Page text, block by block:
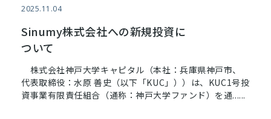
2025.11.04
Sinumy株式会社への新規投資に
ついて
株式会社神戸大学キャピタル（本社：兵庫県神戸市、
代表取締役：水原 善史（以下「KUC」））は、KUC1号投
資事業有限責任組合（通称：神戸大学ファンド）を通......